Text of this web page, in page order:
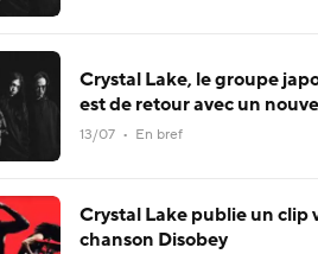
Crystal Lake, le groupe
est de retour avec un
13/07 • En bref
Crystal Lake publie un clip
chanson Disobey